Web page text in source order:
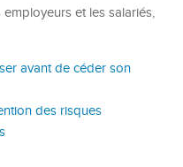
et les salariés,
avant de céder son
des risques